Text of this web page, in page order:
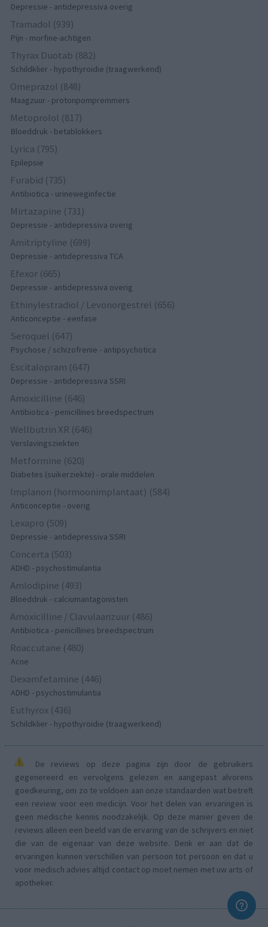
Depressie - antidepressiva overig
Tramadol (939)
Pijn - morfine-achtigen
Thyrax Duotab (882)
Schildklier - hypothyroidie (traagwerkend)
Omeprazol (848)
Maagzuur - protonpompremmers
Metoprolol (817)
Bloeddruk - betablokkers
Lyrica (795)
Epilepsie
Furabid (735)
Antibiotica - urineweginfectie
Mirtazapine (731)
Depressie - antidepressiva overig
Amitriptyline (699)
Depressie - antidepressiva TCA
Efexor (665)
Depressie - antidepressiva overig
Ethinylestradiol / Levonorgestrel (656)
Anticonceptie - eenfase
Seroquel (647)
Psychose / schizofrenie - antipsychotica
Escitalopram (647)
Depressie - antidepressiva SSRI
Amoxicilline (646)
Antibiotica - penicillines breedspectrum
Wellbutrin XR (646)
Verslavingsziekten
Metformine (620)
Diabetes (suikerziekte) - orale middelen
Implanon (hormoonimplantaat) (584)
Anticonceptie - overig
Lexapro (509)
Depressie - antidepressiva SSRI
Concerta (503)
ADHD - psychostimulantia
Amlodipine (493)
Bloeddruk - calciumantagonisten
Amoxicilline / Clavulaanzuur (486)
Antibiotica - penicillines breedspectrum
Roaccutane (480)
Acne
Dexamfetamine (446)
ADHD - psychostimulantia
Euthyrox (436)
Schildklier - hypothyroidie (traagwerkend)
De reviews op deze pagina zijn door de gebruikers
gegenereerd en vervolgens gelezen en aangepast alvorens
goedkeuring, om zo te voldoen aan onze standaarden wat betreft
een review voor een medicijn. Voor het delen van ervaringen is
geen medische kennis noodzakelijk. Op deze manier geven de
reviews alleen een beeld van de ervaring van de schrijvers en niet
die van de eigenaar van deze website. Denk er aan dat de
ervaringen kunnen verschillen van persoon tot persoon en dat u
voor medisch advies altijd contact op moet nemen met uw arts of
apotheker.